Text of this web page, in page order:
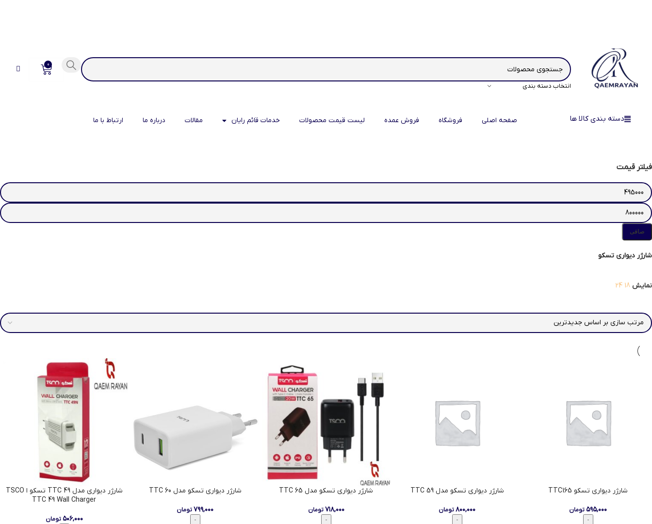
انتخاب دسته بندی
0
دسته بندی کالا ها صفحه اصلی فروشگاه فروش عمده لیست قیمت محصولات خدمات قائم رایان مقالات درباره ما ارتباط با ما
فیلتر قیمت
صافی
شارژر دیواری تسکو
نمایش 18
24
شارژر دیواری تسکو TTC165
۵۹۵,۰۰۰تومان
شارژر دیواری تسکو مدل TTC 59
۸۰۰,۰۰۰تومان
شارژر دیواری تسکو مدل TTC 65
۷۱۸,۰۰۰ تومان
شارژر دیواری تسکو مدل TTC 60
۷۹۹,۰۰۰تومان
شارژر دیواری مدل TTC 49 تسکو ا TSCO
TTC 49 Wall Charger
۵۰۶,۰۰۰ تومان